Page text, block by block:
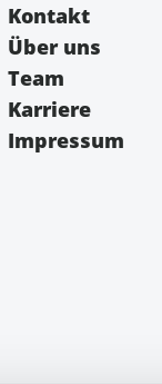
Kontakt
Über uns
Team
Karriere
Impressum